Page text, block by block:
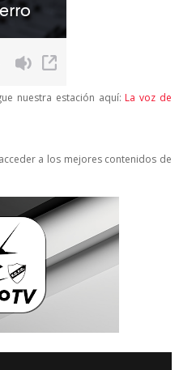
nuestra estación aquí: La voz de
a los mejores contenidos de